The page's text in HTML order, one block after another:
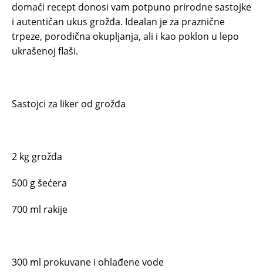
domaći recept donosi vam potpuno prirodne sastojke
i autentičan ukus grožđa. Idealan je za praznične
trpeze, porodična okupljanja, ali i kao poklon u lepo
ukrašenoj flaši.
Sastojci za liker od grožđa
2 kg grožđa
500 g šećera
700 ml rakije
300 ml prokuvane i ohlađene vode